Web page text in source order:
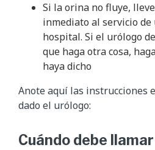
Si la orina no fluye,
inmediato al servicio de
hospital. Si el urólogo
que haga otra cosa,
haya dicho
Anote aquí las instrucciones
dado el urólogo:
Cuándo debe